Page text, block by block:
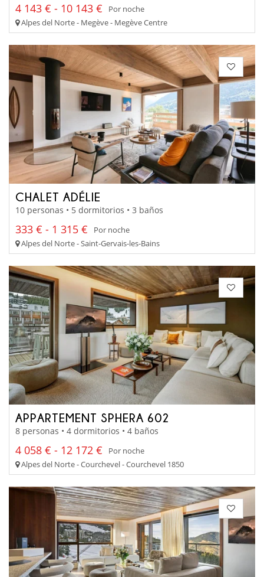
4 143 € - 10 143 €
Por noche
Alpes del Norte - Megève - Megève Centre
CHALET ADÉLIE
10 personas • 5 dormitorios • 3 baños
333 € - 1 315 €
Por noche
Alpes del Norte - Saint-Gervais-les-Bains
APPARTEMENT SPHERA 602
8 personas • 4 dormitorios • 4 baños
4 058 € - 12 172 €
Por noche
Alpes del Norte - Courchevel - Courchevel 1850